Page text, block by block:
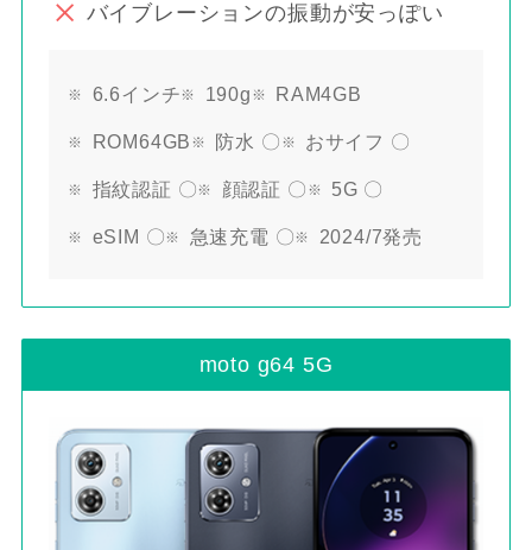
バイブレーションの振動が安っぽい
6.6インチ 190g RAM4GB
ROM64GB 防水 〇 おサイフ 〇
指紋認証 〇 顔認証 〇 5G 〇
eSIM 〇 急速充電 〇 2024/7発売
moto g64 5G